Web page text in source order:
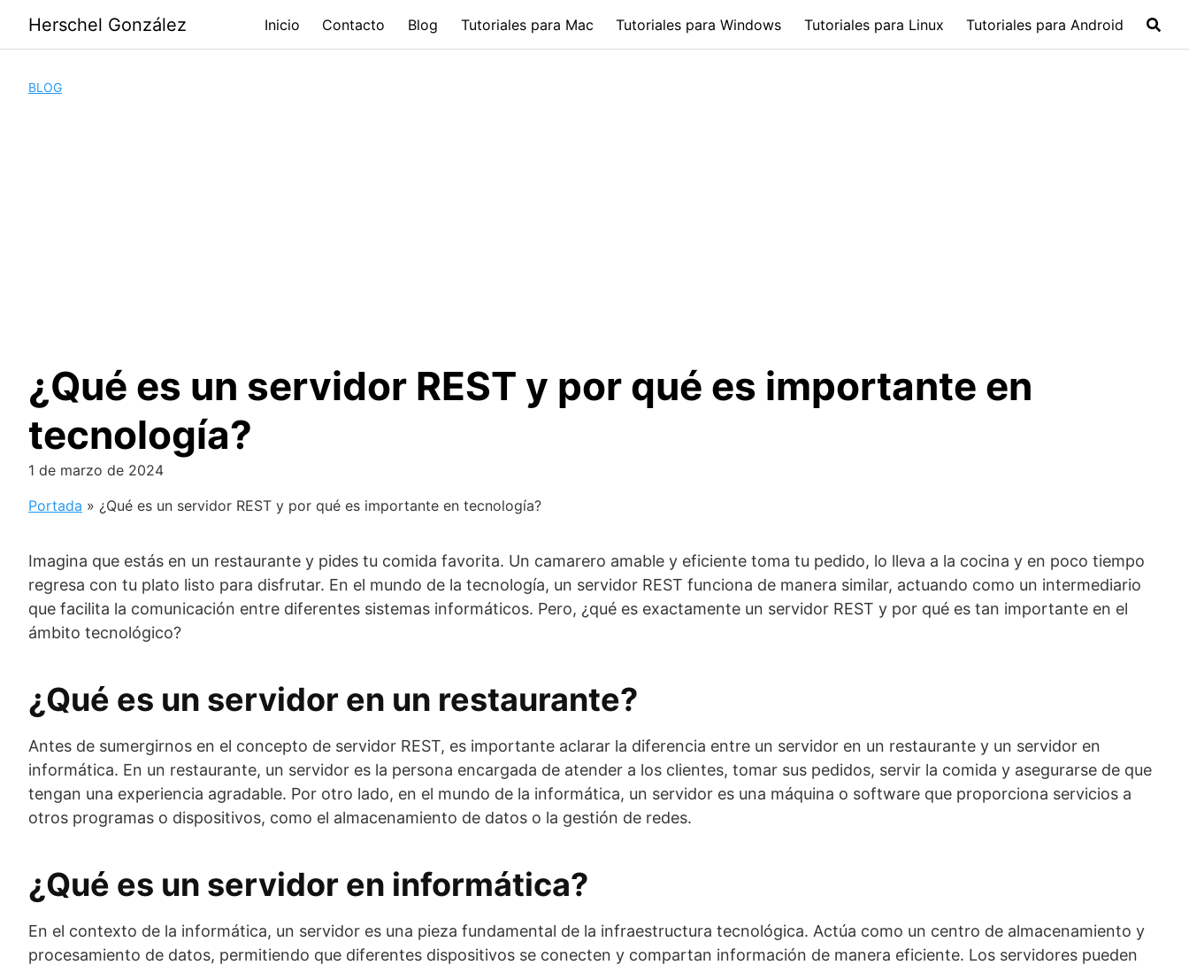
contenido
Herschel González Inicio Contacto Blog Tutoriales para Mac Tutoriales para Windows Tutoriales para Linux Tutoriales para Android
BLOG
¿Qué es un servidor REST y por qué es importante en
tecnología?
1 de marzo de 2024
Portada » ¿Qué es un servidor REST y por qué es importante en tecnología?
Imagina que estás en un restaurante y pides tu comida favorita. Un camarero amable y eficiente toma tu pedido, lo lleva a la cocina y en poco tiempo
regresa con tu plato listo para disfrutar. En el mundo de la tecnología, un servidor REST funciona de manera similar, actuando como un intermediario
que facilita la comunicación entre diferentes sistemas informáticos. Pero, ¿qué es exactamente un servidor REST y por qué es tan importante en el
ámbito tecnológico?
¿Qué es un servidor en un restaurante?
Antes de sumergirnos en el concepto de servidor REST, es importante aclarar la diferencia entre un servidor en un restaurante y un servidor en
informática. En un restaurante, un servidor es la persona encargada de atender a los clientes, tomar sus pedidos, servir la comida y asegurarse de que
tengan una experiencia agradable. Por otro lado, en el mundo de la informática, un servidor es una máquina o software que proporciona servicios a
otros programas o dispositivos, como el almacenamiento de datos o la gestión de redes.
¿Qué es un servidor en informática?
En el contexto de la informática, un servidor es una pieza fundamental de la infraestructura tecnológica. Actúa como un centro de almacenamiento y
procesamiento de datos, permitiendo que diferentes dispositivos se conecten y compartan información de manera eficiente. Los servidores pueden